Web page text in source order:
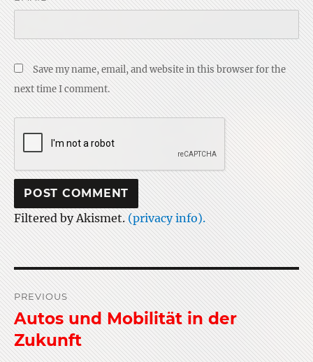
Save my name, email, and website in this browser for the
next time I comment.
Filtered by Akismet.(privacy info).
Post
navigation
PREVIOUS
Previous
post:
Autos und Mobilität in der
Zukunft